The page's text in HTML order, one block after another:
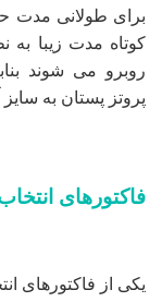
برای طولانی مدت
کوتاه مدت زیبا به
روبرو می شوند
پروتز پستان به
فاکتورهای
یکی از فاکتورهای